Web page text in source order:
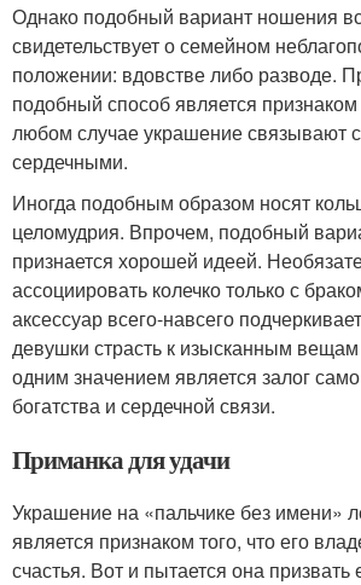
Однако подобный вариант ношения
свидетельствует о семейном
положении: вдовстве либо разводе.
подобный способ является
любом случае украшение связывают
сердечными.
Иногда подобным образом носят
целомудрия. Впрочем, подобный
признается хорошей идеей.
ассоциировать колечко только с
аксессуар всего-навсего
девушки страсть к изысканным
одним значением является залог
богатства и сердечной связи.
Приманка для удачи
Украшение на «пальчике без имени»
является признаком того, что его
счастья. Вот и пытается она призвать